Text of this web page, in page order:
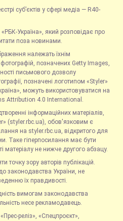
суб’єктів у сфері медіа — R40-
Україна», який розповідає про
поза новинами.
належать їхнім
позначених Getty Images,
письмового дозволу
позначені логотипом «Styler»
можуть використовуватися на
Attribution 4.0 International.
інформаційних матеріалів,
(styler.rbc.ua), обов'язковим є
на styler.rbc.ua, відкритого для
Таке гіперпосилання має бути
матеріалу не нижче другого абзацу.
точку зору авторів публікацій.
законодавства України, не
їх правдивості.
вимогам законодавства
несе рекламодавець.
реліз», «Спецпроєкт»,